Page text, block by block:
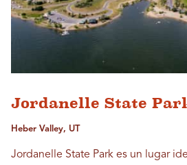
Jordanelle State
Heber Valley, UT
Jordanelle State Park es un lugar